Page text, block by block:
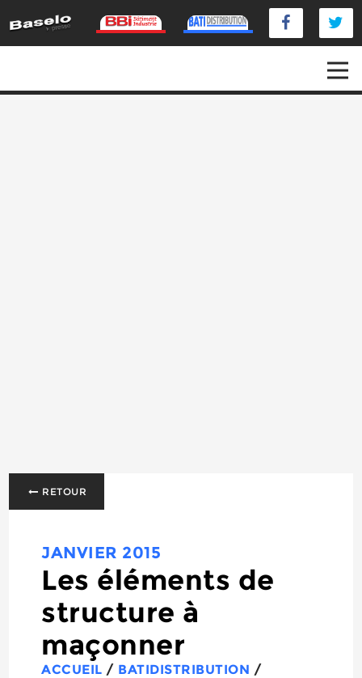
RETOUR
JANVIER 2015
Les éléments de
structure à
maçonner
ACCUEIL / BATIDISTRIBUTION /